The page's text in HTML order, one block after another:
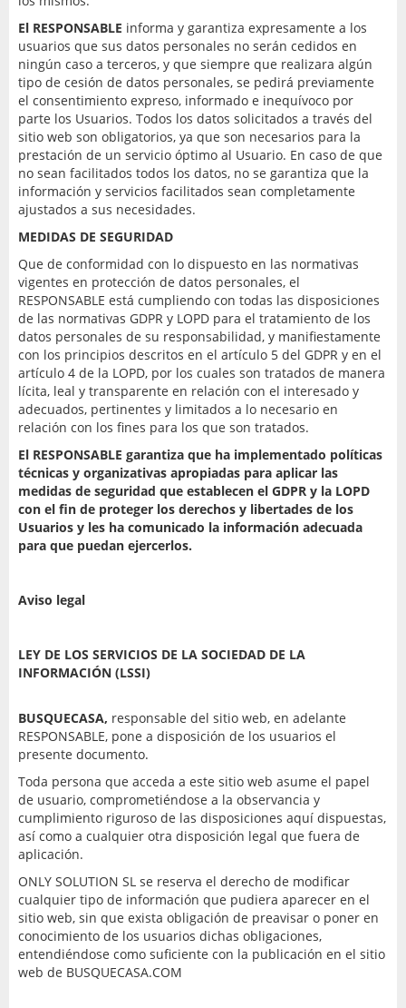
El RESPONSABLE informa y garantiza expresamente a los
usuarios que sus datos personales no serán cedidos en
ningún caso a terceros, y que siempre que realizara algún
tipo de cesión de datos personales, se pedirá previamente
el consentimiento expreso, informado e inequívoco por
parte los Usuarios. Todos los datos solicitados a través del
sitio web son obligatorios, ya que son necesarios para la
prestación de un servicio óptimo al Usuario. En caso de que
no sean facilitados todos los datos, no se garantiza que la
información y servicios facilitados sean completamente
ajustados a sus necesidades.
MEDIDAS DE SEGURIDAD
Que de conformidad con lo dispuesto en las normativas
vigentes en protección de datos personales, el
RESPONSABLE está cumpliendo con todas las disposiciones
de las normativas GDPR y LOPD para el tratamiento de los
datos personales de su responsabilidad, y manifiestamente
con los principios descritos en el artículo 5 del GDPR y en el
artículo 4 de la LOPD, por los cuales son tratados de manera
lícita, leal y transparente en relación con el interesado y
adecuados, pertinentes y limitados a lo necesario en
relación con los fines para los que son tratados.
El RESPONSABLE garantiza que ha implementado políticas
técnicas y organizativas apropiadas para aplicar las
medidas de seguridad que establecen el GDPR y la LOPD
con el fin de proteger los derechos y libertades de los
Usuarios y les ha comunicado la información adecuada
para que puedan ejercerlos.
Aviso legal
LEY DE LOS SERVICIOS DE LA SOCIEDAD DE LA
INFORMACIÓN (LSSI)
BUSQUECASA, responsable del sitio web, en adelante
RESPONSABLE, pone a disposición de los usuarios el
presente documento.
Toda persona que acceda a este sitio web asume el papel
de usuario, comprometiéndose a la observancia y
cumplimiento riguroso de las disposiciones aquí dispuestas,
así como a cualquier otra disposición legal que fuera de
aplicación.
ONLY SOLUTION SL se reserva el derecho de modificar
cualquier tipo de información que pudiera aparecer en el
sitio web, sin que exista obligación de preavisar o poner en
conocimiento de los usuarios dichas obligaciones,
entendiéndose como suficiente con la publicación en el sitio
web de BUSQUECASA.COM